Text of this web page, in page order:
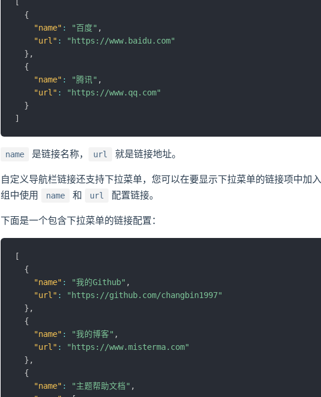
{
"name" : "百度" ,
"url" :
"https://www.baidu.com"
} ,
{
"name" : "腾讯" ,
"url" :
"https://www.qq.com"
}
]
name 是链接名称， url 就是链接地址。
自定义导航栏链接还支持下拉菜单，您可以在要显示下拉菜单的链接项中加入
组中使用
name 和 url 配置链接。
下面是一个包含下拉菜单的链接配置：
[
{
"name" : "我的Github" ,
"url" :
"https://github.com/changbin1997"
} ,
{
"name" : "我的博客" ,
"url" :
"https://www.misterma.com"
} ,
{
"name" : "主题帮助文档" ,